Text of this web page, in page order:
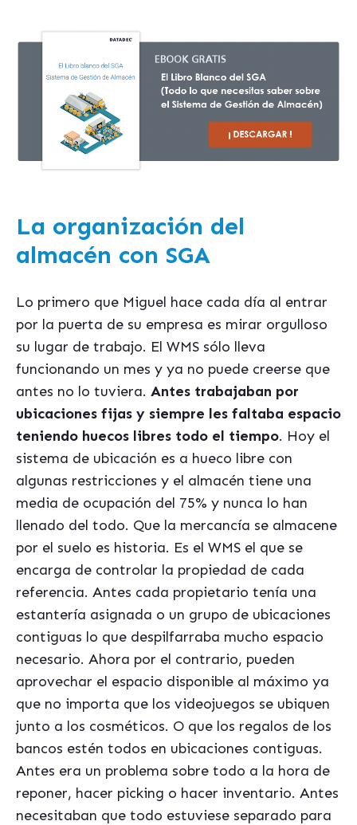
La organización del
almacén con SGA
Lo primero que Miguel hace cada día al entrar
por la puerta de su empresa es mirar orgulloso
su lugar de trabajo. El WMS sólo lleva
funcionando un mes y ya no puede creerse que
antes no lo tuviera. Antes trabajaban por
ubicaciones fijas y siempre les faltaba espacio
teniendo huecos libres todo el tiempo. Hoy el
sistema de ubicación es a hueco libre con
algunas restricciones y el almacén tiene una
media de ocupación del 75% y nunca lo han
llenado del todo. Que la mercancía se almacene
por el suelo es historia. Es el WMS el que se
encarga de controlar la propiedad de cada
referencia. Antes cada propietario tenía una
estantería asignada o un grupo de ubicaciones
contiguas lo que despilfarraba mucho espacio
necesario. Ahora por el contrario, pueden
aprovechar el espacio disponible al máximo ya
que no importa que los videojuegos se ubiquen
junto a los cosméticos. O que los regalos de los
bancos estén todos en ubicaciones contiguas.
Antes era un problema sobre todo a la hora de
reponer, hacer picking o hacer inventario. Antes
necesitaban que todo estuviese separado para